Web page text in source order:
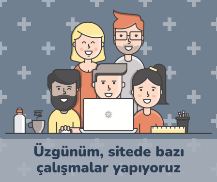
Üzgünüm, sitede bazı
çalışmalar yapıyoruz